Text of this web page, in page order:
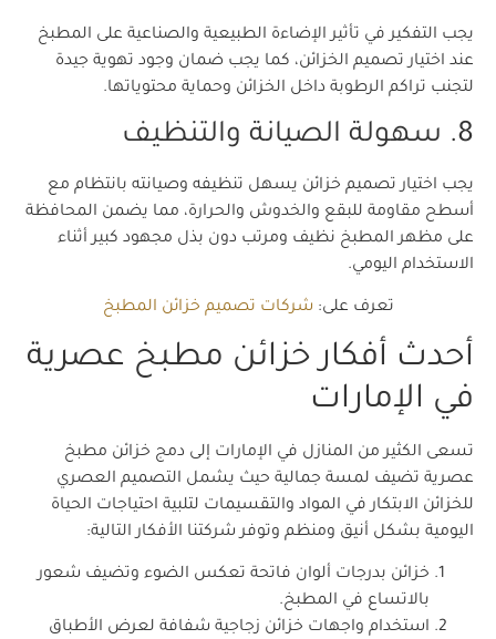
يجب التفكير في تأثير الإضاءة الطبيعية والصناعية على المطبخ
عند اختيار تصميم الخزائن، كما يجب ضمان وجود تهوية جيدة
لتجنب تراكم الرطوبة داخل الخزائن وحماية محتوياتها.
8. سهولة الصيانة والتنظيف
يجب اختيار تصميم خزائن يسهل تنظيفه وصيانته بانتظام مع
أسطح مقاومة للبقع والخدوش والحرارة، مما يضمن المحافظة
على مظهر المطبخ نظيف ومرتب دون بذل مجهود كبير أثناء
الاستخدام اليومي.
تعرف على: شركات تصميم خزائن المطبخ
أحدث أفكار خزائن مطبخ عصرية
في الإمارات
تسعى الكثير من المنازل في الإمارات إلى دمج خزائن مطبخ
عصرية تضيف لمسة جمالية حيث يشمل التصميم العصري
للخزائن الابتكار في المواد والتقسيمات لتلبية احتياجات الحياة
اليومية بشكل أنيق ومنظم وتوفر شركتنا الأفكار التالية:
خزائن بدرجات ألوان فاتحة تعكس الضوء وتضيف شعور
بالاتساع في المطبخ.
استخدام واجهات خزائن زجاجية شفافة لعرض الأطباق